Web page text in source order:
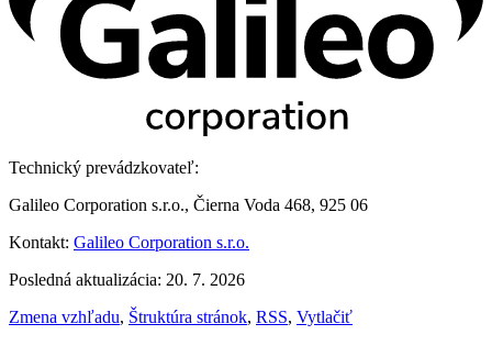
Technický prevádzkovateľ:
Galileo Corporation s.r.o., Čierna Voda 468, 925 06
Kontakt: Galileo Corporation s.r.o.
Posledná aktualizácia: 20. 7. 2026
Zmena vzhľadu, Štruktúra stránok, RSS, Vytlačiť